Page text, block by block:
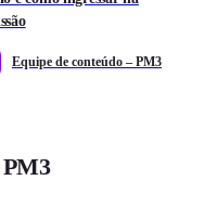
Equipe de conteúdo – PM3
PM3